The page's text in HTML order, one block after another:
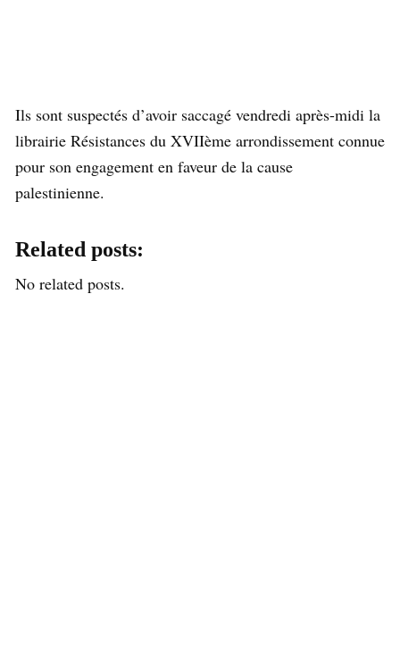
Ils sont suspectés d’avoir saccagé vendredi après-midi la
librairie Résistances du XVIIème arrondissement connue
pour son engagement en faveur de la cause
palestinienne.
Related posts:
No related posts.